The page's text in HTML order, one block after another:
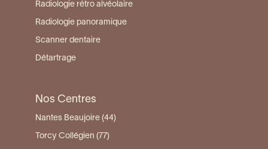
Radiologie rétro alvéolaire
Radiologie panoramique
Scanner dentaire
Détartrage
Nos Centres
Nantes Beaujoire (44)
Torcy Collégien (77)